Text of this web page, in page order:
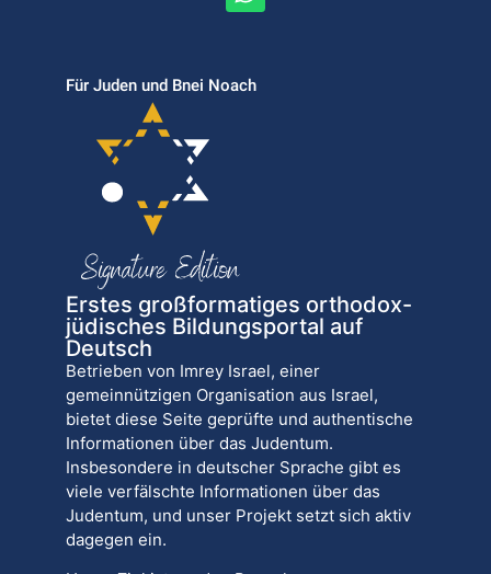
Für Juden und Bnei Noach
Erstes großformatiges orthodox-
jüdisches Bildungsportal auf
Deutsch
Betrieben von Imrey Israel, einer
gemeinnützigen Organisation aus Israel,
bietet diese Seite geprüfte und authentische
Informationen über das Judentum.
Insbesondere in deutscher Sprache gibt es
viele verfälschte Informationen über das
Judentum, und unser Projekt setzt sich aktiv
dagegen ein.